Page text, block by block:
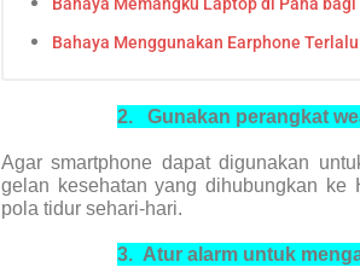
Bahaya Menggunakan Earphone
2. Gunakan perangkat
Agar smartphone dapat digunakan
gelan kesehatan yang dihubungkan ke
pola tidur sehari-hari.
3. Atur alarm untuk